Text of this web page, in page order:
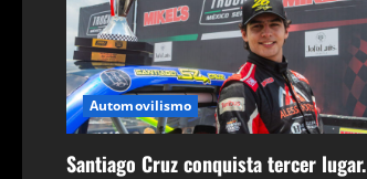
i
ó
n
d
Automovilismo
Santiago Cruz conquista tercer lugar.